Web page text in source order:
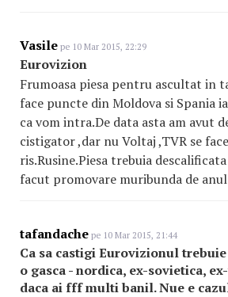
Vasile pe 10 Mar 2015, 22:29
Eurovizion
Frumoasa piesa pentru ascultat in
face puncte din Moldova si Spania
ca vom intra.De data asta am avut
cistigator ,dar nu Voltaj ,TVR se
ris.Rusine.Piesa trebuia
facut promovare muribunda de
tafandache pe 10 Mar 2015, 21:44
Ca sa castigi Eurovizionul
o gasca - nordica, ex-sovietica,
daca ai fff multi banil. Nue e